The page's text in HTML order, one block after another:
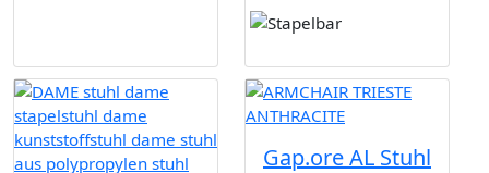
Gap.ore AL Stuhl